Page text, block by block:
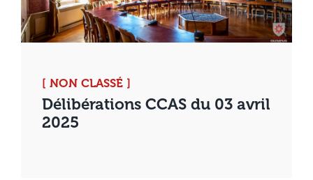
[ NON CLASSÉ ]
Délibérations CCAS du 03 avril
2025